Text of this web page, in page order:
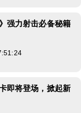
强力射击必备秘籍
即将登场，掀起新